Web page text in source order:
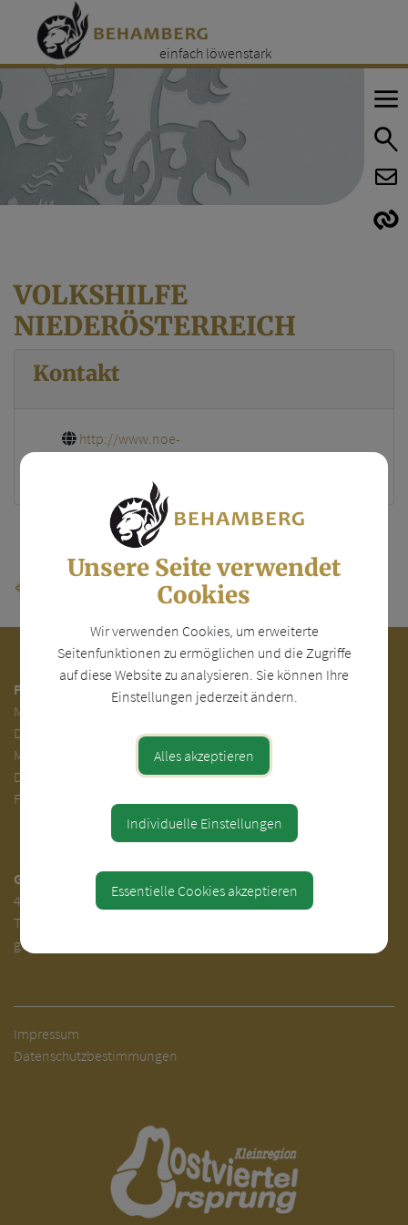
einfach löwenstark
VOLKSHILFE
NIEDERÖSTERREICH
Kontakt
http://www.noe-
Teile den Artikel
⇐ zurück
Parteienverkehr:
Mo.
Di.
7.00 - 12.00 und 13.00 - 18.00 Uhr
Mi. 7.00 - 12.00 Uhr
Do. 7.00 - 12.00 und 14.00 - 16.00 Uhr
Fr. 7.00 - 12.00 Uhr
Gemeinde Behamberg
4441 Behamberg 30
Tel.
gemeinde@behamberg.gv.at
Impressum
Datenschutzbestimmungen
Unsere Seite verwendet
Cookies
Wir verwenden Cookies, um erweiterte
Seitenfunktionen zu ermöglichen und die Zugriffe
auf diese Website zu analysieren. Sie können Ihre
Einstellungen jederzeit ändern.
Alles akzeptieren
Individuelle Einstellungen
Essentielle Cookies akzeptieren